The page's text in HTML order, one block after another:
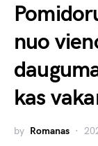
nuo
kas
by Romanas